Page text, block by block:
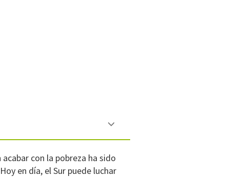
con la pobreza ha sido
en día, el Sur puede luchar